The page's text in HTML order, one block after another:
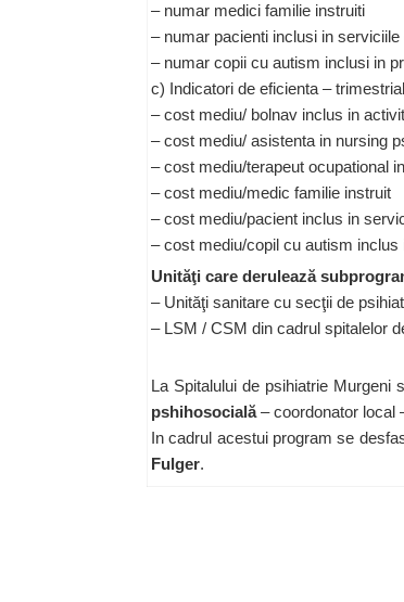
– numar medici familie instruiti
– numar pacienti inclusi in
– numar copii cu autism inclusi in
c) Indicatori de eficienta –
– cost mediu/ bolnav inclus in
– cost mediu/ asistenta in nursing
– cost mediu/terapeut ocupational
– cost mediu/medic familie instruit
– cost mediu/pacient inclus in
– cost mediu/copil cu autism inclus
Unităţi care derulează
– Unităţi sanitare cu secţii de
– LSM / CSM din cadrul spitalelor
La Spitalului de psihiatrie Murgeni
pshihosocială– coordonator local
In cadrul acestui program se
Fulger.